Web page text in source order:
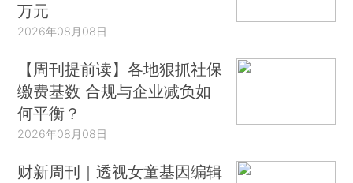
万元
2026年08月08日
【周刊提前读】各地狠抓社保
缴费基数 合规与企业减负如
何平衡？
2026年08月08日
财新周刊｜透视女童基因编辑